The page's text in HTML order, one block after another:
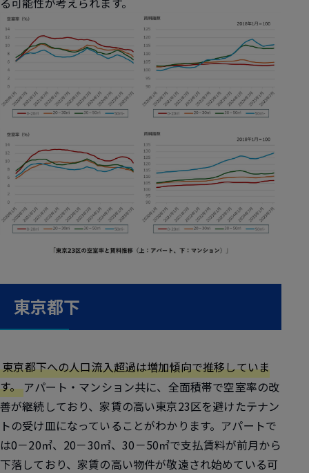
東京都下
東京都下への人口流入超過は増加傾向で推移していま
す。アパート・マンション共に、全面積帯で空室率の改
善が継続しており、家賃の高い東京23区を避けたテナン
トの受け皿になっていることがわかります。アパートで
は0－20㎡、20－30㎡、30－50㎡で支払賃料が前月から
下落しており、家賃の高い物件が敬遠され始めている可